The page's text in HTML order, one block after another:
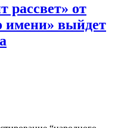
рассвет» от
имени» выйдет